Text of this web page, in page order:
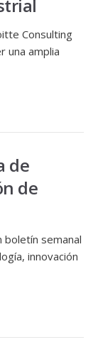
Consulting
una amplia
de
de
boletín semanal
innovación